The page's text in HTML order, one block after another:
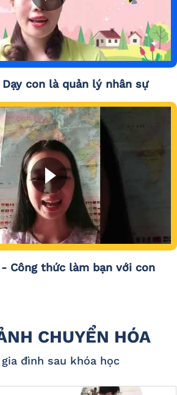
con là quản lý nhân sự
- Công thức làm bạn với con
CHUYỂN HÓA
gia đình sau khóa học